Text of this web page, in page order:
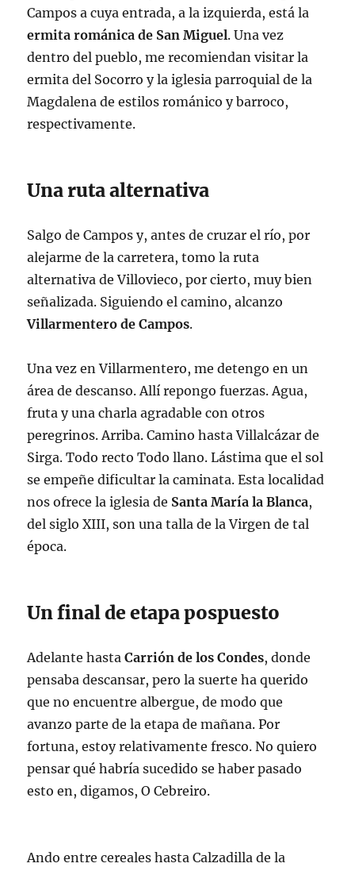
Campos a cuya entrada, a la izquierda, está la
ermita románica de San Miguel. Una vez
dentro del pueblo, me recomiendan visitar la
ermita del Socorro y la iglesia parroquial de la
Magdalena de estilos románico y barroco,
respectivamente.
Una ruta alternativa
Salgo de Campos y, antes de cruzar el río, por
alejarme de la carretera, tomo la ruta
alternativa de Villovieco, por cierto, muy bien
señalizada. Siguiendo el camino, alcanzo
Villarmentero de Campos.
Una vez en Villarmentero, me detengo en un
área de descanso. Allí repongo fuerzas. Agua,
fruta y una charla agradable con otros
peregrinos. Arriba. Camino hasta Villalcázar de
Sirga. Todo recto Todo llano. Lástima que el sol
se empeñe dificultar la caminata. Esta localidad
nos ofrece la iglesia de Santa María la Blanca,
del siglo XIII, son una talla de la Virgen de tal
época.
Un final de etapa pospuesto
Adelante hastaCarrión de los Condes, donde
pensaba descansar, pero la suerte ha querido
que no encuentre albergue, de modo que
avanzo parte de la etapa de mañana. Por
fortuna, estoy relativamente fresco. No quiero
pensar qué habría sucedido se haber pasado
esto en, digamos, O Cebreiro.
Ando entre cereales hasta Calzadilla de la